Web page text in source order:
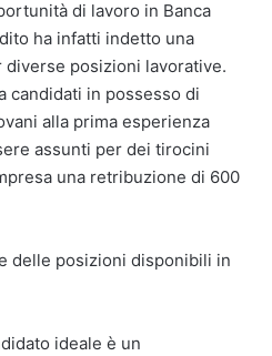
di lavoro in Banca
ha infatti indetto una
posizioni lavorative.
candidati in possesso di
alla prima esperienza
assunti per dei tirocini
una retribuzione di 600
delle posizioni disponibili in
ideale è un